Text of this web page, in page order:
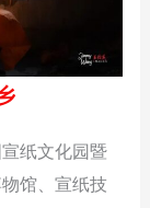
纸文化园暨
馆、宣纸技